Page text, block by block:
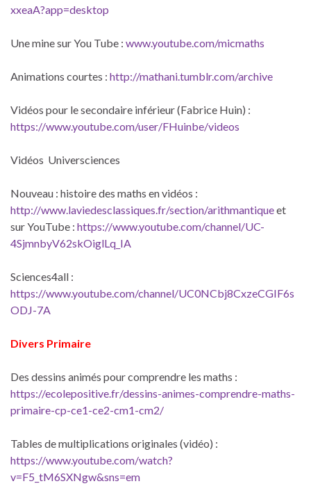
xxeaA?app=desktop
Une mine sur You Tube : www.youtube.com/micmaths
Animations courtes : http://mathani.tumblr.com/archive
Vidéos pour le secondaire inférieur (Fabrice Huin) :
https://www.youtube.com/user/FHuinbe/videos
Vidéos Universciences
Nouveau : histoire des maths en vidéos :
http://www.laviedesclassiques.fr/section/arithmantiqueet
sur YouTube : https://www.youtube.com/channel/UC-
4SjmnbyV62skOiglLq_IA
Sciences4all :
https://www.youtube.com/channel/UC0NCbj8CxzeCGIF6s
ODJ-7A
Divers Primaire
Des dessins animés pour comprendre les maths :
https://ecolepositive.fr/dessins-animes-comprendre-maths-
primaire-cp-ce1-ce2-cm1-cm2/
Tables de multiplications originales (vidéo) :
https://www.youtube.com/watch?
v=F5_tM6SXNgw&sns=em